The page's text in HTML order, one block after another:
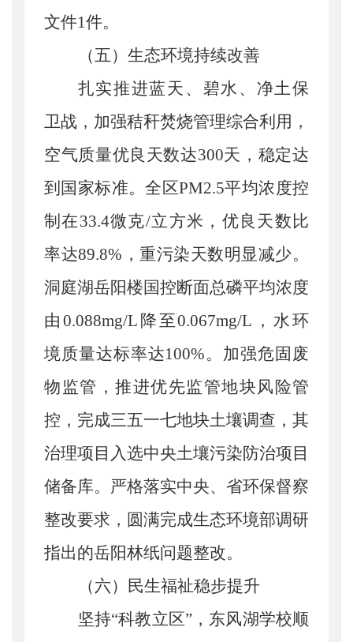
文件1件。
（五）生态环境持续改善
扎实推进蓝天、碧水、净土保
卫战，加强秸秆焚烧管理综合利用，
空气质量优良天数达300天，稳定达
到国家标准。全区PM2.5平均浓度控
制在33.4微克/立方米，优良天数比
率达89.8%，重污染天数明显减少。
洞庭湖岳阳楼国控断面总磷平均浓度
由0.088mg/L降至0.067mg/L，水环
境质量达标率达100%。加强危固废
物监管，推进优先监管地块风险管
控，完成三五一七地块土壤调查，其
治理项目入选中央土壤污染防治项目
储备库。严格落实中央、省环保督察
整改要求，圆满完成生态环境部调研
指出的岳阳林纸问题整改。
（六）民生福祉稳步提升
坚持“科教立区”，东风湖学校顺